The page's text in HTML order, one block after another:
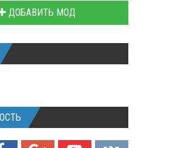
ДОБАВИТЬ МОД